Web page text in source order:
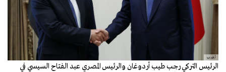
أ.ف.ب
الرئيس التركي رجب طيب أردوغان والرئيس المصري عبد الفتاح السيسي في